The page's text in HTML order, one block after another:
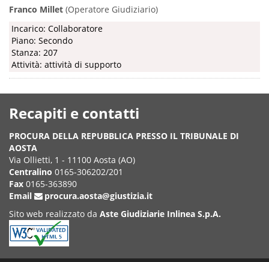
Franco Millet (Operatore Giudiziario)
Incarico: Collaboratore
Piano: Secondo
Stanza: 207
Attività: attività di supporto
Recapiti e contatti
PROCURA DELLA REPUBBLICA PRESSO IL TRIBUNALE DI
AOSTA
Via Ollietti, 1 - 11100 Aosta (AO)
Centralino 0165-306202/201
Fax 0165-363890
Email
procura.aosta@giustizia.it
Sito web realizzato da Aste Giudiziarie Inlinea S.p.A.